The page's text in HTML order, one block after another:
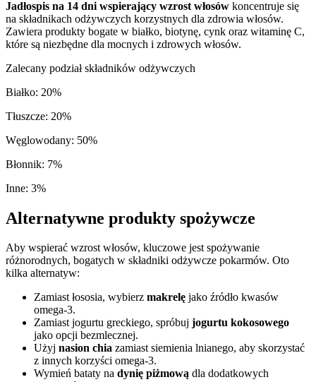
Jadłospis na 14 dni wspierający wzrost włosów koncentruje się
na składnikach odżywczych korzystnych dla zdrowia włosów.
Zawiera produkty bogate w białko, biotynę, cynk oraz witaminę C,
które są niezbędne dla mocnych i zdrowych włosów.
Zalecany podział składników odżywczych
Białko: 20%
Tłuszcze: 20%
Węglowodany: 50%
Błonnik: 7%
Inne: 3%
Alternatywne produkty spożywcze
Aby wspierać wzrost włosów, kluczowe jest spożywanie
różnorodnych, bogatych w składniki odżywcze pokarmów. Oto
kilka alternatyw:
Zamiast łososia, wybierz makrelę jako źródło kwasów
omega-3.
Zamiast jogurtu greckiego, spróbuj jogurtu kokosowego
jako opcji bezmlecznej.
Użyj nasion chia zamiast siemienia lnianego, aby skorzystać
z innych korzyści omega-3.
Wymień bataty na dynię piżmową dla dodatkowych